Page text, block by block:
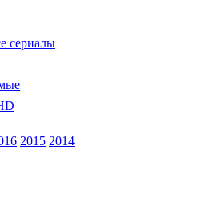
сериалы
2015 2014